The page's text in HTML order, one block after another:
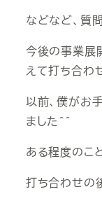
などなど、質
今後の事業展
えて打ち合わ
以前、僕がお
ました＾＾
ある程度のこ
打ち合わせの